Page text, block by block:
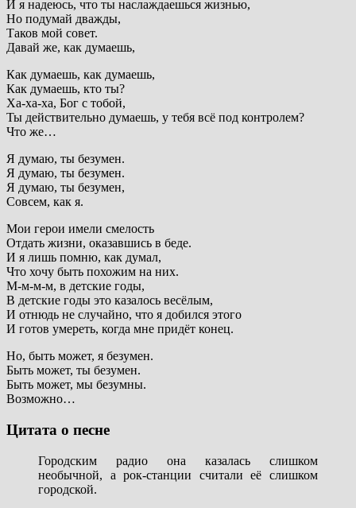
И я надеюсь, что ты наслаждаешься жизнью,
Но подумай дважды,
Таков мой совет.
Давай же, как думаешь,
Как думаешь, как думаешь,
Как думаешь, кто ты?
Ха-ха-ха, Бог с тобой,
Ты действительно думаешь, у тебя всё под контролем?
Что же…
Я думаю, ты безумен.
Я думаю, ты безумен.
Я думаю, ты безумен,
Совсем, как я.
Мои герои имели смелость
Отдать жизни, оказавшись в беде.
И я лишь помню, как думал,
Что хочу быть похожим на них.
М-м-м-м, в детские годы,
В детские годы это казалось весёлым,
И отнюдь не случайно, что я добился этого
И готов умереть, когда мне придёт конец.
Но, быть может, я безумен.
Быть может, ты безумен.
Быть может, мы безумны.
Возможно…
Цитата о песне
Городским радио она казалась слишком
необычной, а рок-станции считали её слишком
городской.